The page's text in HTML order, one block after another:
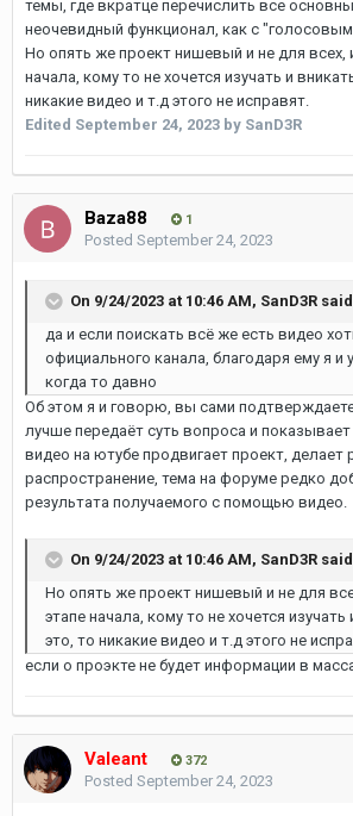
темы, где вкратце перечислить все
неочевидный функционал, как с
Но опять же проект нишевый и не для всех,
начала, кому то не хочется изучать и
никакие видео и т.д этого не исправят.
Edited September 24, 2023 by SanD3R
Baza88 1
Posted September 24, 2023
On 9/24/2023 at 10:46 AM, SanD3R
да и если поискать всё же есть видео
официального канала, благодаря ему я и
когда то давно
Об этом я и говорю, вы сами
лучше передаёт суть вопроса и
видео на ютубе продвигает проект, делает
распространение, тема на форуме редко
результата получаемого с помощью видео.
On 9/24/2023 at 10:46 AM, SanD3R
Но опять же проект нишевый и не для
этапе начала, кому то не хочется
это, то никакие видео и т.д этого не
если о проэкте не будет информации в
Valeant 372
Posted September 24, 2023